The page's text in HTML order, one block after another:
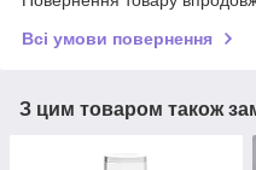
Всі умови повернення
З цим товаром також